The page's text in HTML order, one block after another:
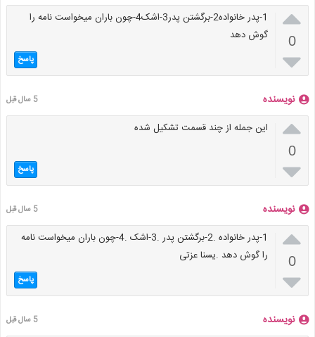

0

1-پدر خانواده2-برگشتن پدر3-اشک4-چون باران میخواست نامه را
گوش دهد
پاسخ
نویسنده 5 سال قبل

0

این جمله از چند قسمت تشکیل شده
پاسخ
نویسنده 5 سال قبل

0

1-پدر خانواده .2-برگشتن پدر .3-اشک .4-چون باران میخواست نامه
را گوش دهد .یسنا عزتی
پاسخ
نویسنده 5 سال قبل